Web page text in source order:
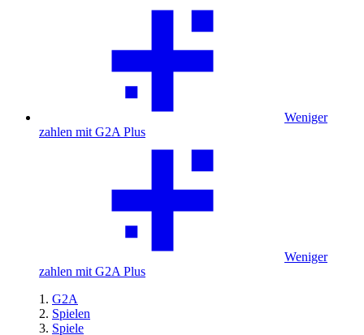
Weniger
zahlen mit G2A Plus
Weniger
zahlen mit G2A Plus
G2A
Spielen
Spiele